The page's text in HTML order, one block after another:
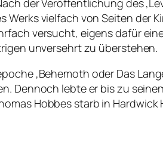
der Veröffentlichung des
vielfach von Seiten der
versucht, eigens dafür
unversehrt zu überstehen.
‚Behemoth oder Das
Dennoch lebte er bis zu
Hobbes starb in Hardwick